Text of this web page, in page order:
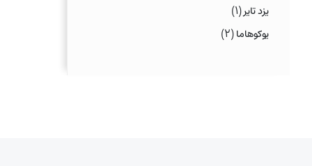
یزد تایر(۱)
یوکوهاما(۲)